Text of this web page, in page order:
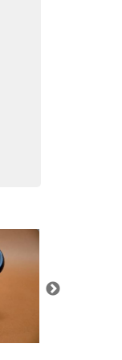
Lothar